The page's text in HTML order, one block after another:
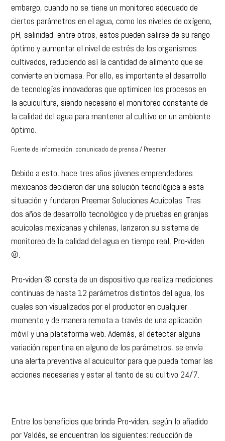
embargo, cuando no se tiene un monitoreo adecuado de
ciertos parámetros en el agua, como los niveles de oxígeno,
pH, salinidad, entre otros, estos pueden salirse de su rango
óptimo y aumentar el nivel de estrés de los organismos
cultivados, reduciendo así la cantidad de alimento que se
convierte en biomasa. Por ello, es importante el desarrollo
de tecnologías innovadoras que optimicen los procesos en
la acuicultura, siendo necesario el monitoreo constante de
la calidad del agua para mantener al cultivo en un ambiente
óptimo.
Fuente de información: comunicado de prensa / Preemar
Debido a esto, hace tres años jóvenes emprendedores
mexicanos decidieron dar una solución tecnológica a esta
situación y fundaron Preemar Soluciones Acuícolas. Tras
dos años de desarrollo tecnológico y de pruebas en granjas
acuícolas mexicanas y chilenas, lanzaron su sistema de
monitoreo de la calidad del agua en tiempo real, Pro-viden
®.
Pro-viden ® consta de un dispositivo que realiza mediciones
continuas de hasta 12 parámetros distintos del agua, los
cuales son visualizados por el productor en cualquier
momento y de manera remota a través de una aplicación
móvil y una plataforma web. Además, al detectar alguna
variación repentina en alguno de los parámetros, se envía
una alerta preventiva al acuicultor para que pueda tomar las
acciones necesarias y estar al tanto de su cultivo 24/7.
Entre los beneficios que brinda Pro-viden, según lo añadido
por Valdés, se encuentran los siguientes: reducción de